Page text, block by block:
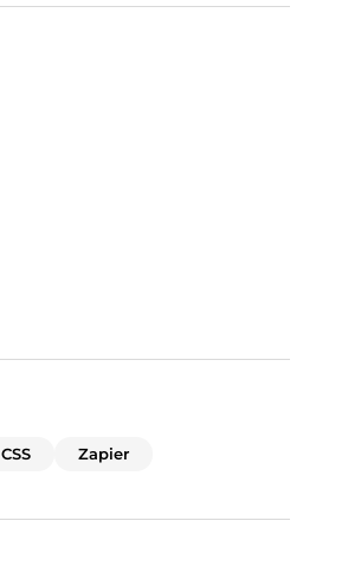
CSS Zapier